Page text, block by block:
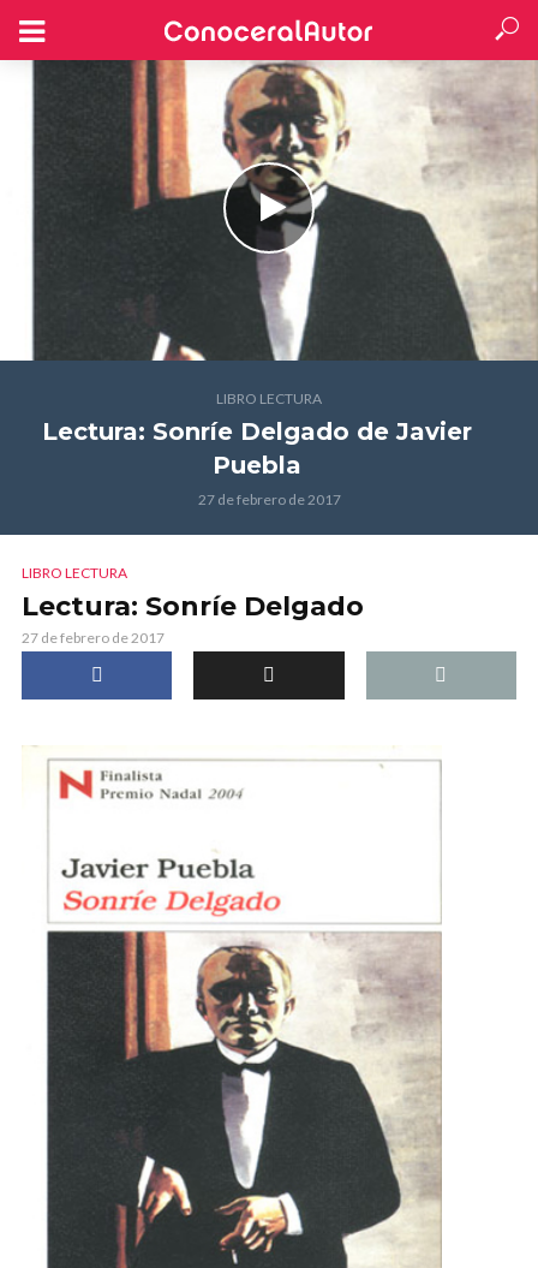
LIBRO LECTURA
Lectura: Sonríe Delgado de Javier
Puebla
27 de febrero de 2017
LIBRO LECTURA
Lectura: Sonríe Delgado
27 de febrero de 2017